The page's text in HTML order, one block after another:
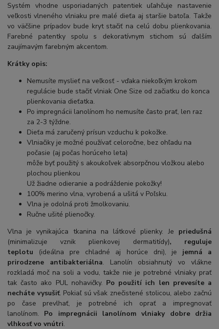
Systém vhodne usporiadaných patentiek uľahčuje nastavenie
veľkosti vlneného vlniaku pre malé dieťa aj staršie batoľa. Takže
vo väčšine prípadov bude kryt stačiť na celú dobu plienkovania.
Farebné patentky spolu s dekoratívnym stichom sú ďalším
zaujímavým farebným akcentom.
Krátky opis:
Nemusíte myslieť na veľkosť - vďaka niekoľkým krokom
regulácie bude stačiť vlniak One Size od začiatku do konca
plienkovania dieťatka.
Po impregnácii lanolínom ho nemusíte často prať, len raz
za 2-3 týždne.
Dieťa má zaručený prísun vzduchu k pokožke.
Vlniačiky je možné používať celoročne, bez ohľadu na
počasie (aj počas horúceho leta)
môže byť použitý s akoukoľvek absorpčnou vložkou alebo
plochou plienkou
Už žiadne odieranie a podráždenie pokožky!
100% merino vlna, vyrobená a ušitá v Poľsku.
Vlna je odolná proti žmolkovaniu.
Ručne ušité plienočky.
Vlna je vynikajúca tkanina na látkové plienky. Je priedušná
(minimalizuje vznik plienkovej dermatitídy), reguluje
teplotu (ideálna pre chladné aj horúce dni), je jemná a
prirodzene antibakteriálna. Lanolín obsiahnutý vo vlákne
rozkladá moč na soli a vodu, takže nie je potrebné vlniaky prať
tak často ako PUL nohavičky. Po použití ich len prevesíte a
necháte vysušiť. Pokiaľ sú však znečistené stolicou, alebo začnú
po čase prevlhať, je potrebné ich oprať a impregnovať
lanolínom. Po impregnácii lanolínom vlniaky dobre držia
vlhkosť vo vnútri.